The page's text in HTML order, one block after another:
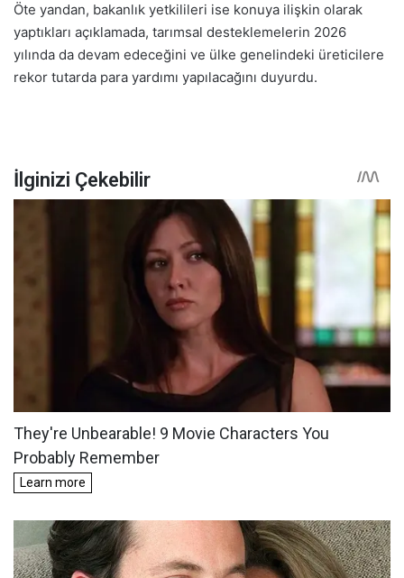
Öte yandan, bakanlık yetkilileri ise konuya ilişkin olarak
yaptıkları açıklamada, tarımsal desteklemelerin 2026
yılında da devam edeceğini ve ülke genelindeki üreticilere
rekor tutarda para yardımı yapılacağını duyurdu.